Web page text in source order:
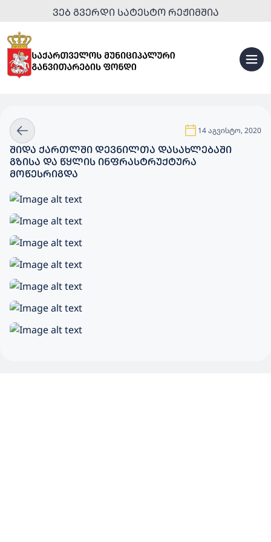
ᲕᲔᲑ ᲒᲕᲔᲠᲓᲘ ᲡᲐᲢᲔᲡᲢᲝ ᲠᲔᲟᲘᲛᲨᲘᲐ
14 აგვისტო, 2020
ᲨᲘᲓᲐ ᲥᲐᲠᲗᲚᲨᲘ ᲓᲔᲕᲜᲘᲚᲗᲐ ᲓᲐᲡᲐᲮᲚᲔᲑᲐᲨᲘ
ᲒᲖᲘᲡᲐ ᲓᲐ ᲬᲧᲚᲘᲡ ᲘᲜᲤᲠᲐᲡᲢᲠᲣᲥᲢᲣᲠᲐ
ᲛᲝᲬᲔᲡᲠᲘᲒᲓᲐ